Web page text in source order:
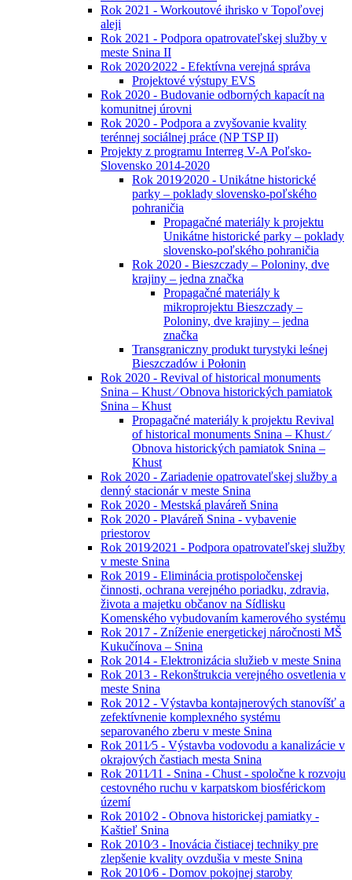
Rok 2021 - Workoutové ihrisko v Topoľovej
aleji
Rok 2021 - Podpora opatrovateľskej služby v
meste Snina II
Rok 2020⁄2022 - Efektívna verejná správa
Projektové výstupy EVS
Rok 2020 - Budovanie odborných kapacít na
komunitnej úrovni
Rok 2020 - Podpora a zvyšovanie kvality
terénnej sociálnej práce (NP TSP II)
Projekty z programu Interreg V-A Poľsko-
Slovensko 2014-2020
Rok 2019⁄2020 - Unikátne historické
parky – poklady slovensko-poľského
pohraničia
Propagačné materiály k projektu
Unikátne historické parky – poklady
slovensko-poľského pohraničia
Rok 2020 - Bieszczady – Poloniny, dve
krajiny – jedna značka
Propagačné materiály k
mikroprojektu Bieszczady –
Poloniny, dve krajiny – jedna
značka
Transgraniczny produkt turystyki leśnej
Bieszczadów i Połonin
Rok 2020 - Revival of historical monuments
Snina – Khust ⁄ Obnova historických pamiatok
Snina – Khust
Propagačné materiály k projektu Revival
of historical monuments Snina – Khust ⁄
Obnova historických pamiatok Snina –
Khust
Rok 2020 - Zariadenie opatrovateľskej služby a
denný stacionár v meste Snina
Rok 2020 - Mestská plaváreň Snina
Rok 2020 - Plaváreň Snina - vybavenie
priestorov
Rok 2019⁄2021 - Podpora opatrovateľskej služby
v meste Snina
Rok 2019 - Eliminácia protispoločenskej
činnosti, ochrana verejného poriadku, zdravia,
života a majetku občanov na Sídlisku
Komenského vybudovaním kamerového systému
Rok 2017 - Zníženie energetickej náročnosti MŠ
Kukučínova – Snina
Rok 2014 - Elektronizácia služieb v meste Snina
Rok 2013 - Rekonštrukcia verejného osvetlenia v
meste Snina
Rok 2012 - Výstavba kontajnerových stanovíšť a
zefektívnenie komplexného systému
separovaného zberu v meste Snina
Rok 2011⁄5 - Výstavba vodovodu a kanalizácie v
okrajových častiach mesta Snina
Rok 2011⁄11 - Snina - Chust - spoločne k rozvoju
cestovného ruchu v karpatskom biosférickom
území
Rok 2010⁄2 - Obnova historickej pamiatky -
Kaštieľ Snina
Rok 2010⁄3 - Inovácia čistiacej techniky pre
zlepšenie kvality ovzdušia v meste Snina
Rok 2010⁄6 - Domov pokojnej staroby